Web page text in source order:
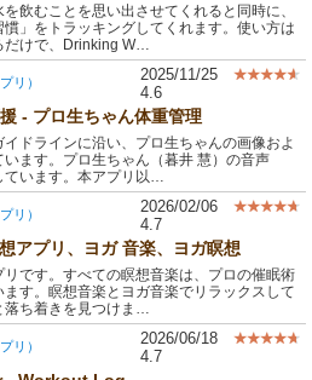
飲むことを思い出させてくれると同時に、
」をトラッキングしてくれます。使い方は
けで、Drinking W…
リ）
2025/11/25
4.6
- プロ生ちゃん体重管理
イドラインに沿い、プロ生ちゃんの画像およ
ます。プロ生ちゃん（暮井 慧）の音声
います。本アプリ以…
リ）
2026/02/06
4.7
アプリ、ヨガ 音楽、ヨガ瞑想
リです。すべての瞑想音楽は、プロの催眠術
す。瞑想音楽とヨガ音楽でリラックスして
ち着きを見つけま…
リ）
2026/06/18
4.7